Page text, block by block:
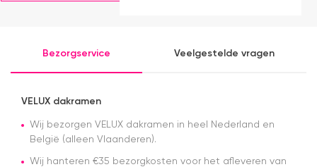
prijs.
zoals
aangegeven.
Bezorgservice Veelgestelde vragen
VELUX dakramen
Wij bezorgen VELUX dakramen in heel Nederland en
België (alleen Vlaanderen).
Wij hanteren €35 bezorgkosten voor het afleveren van